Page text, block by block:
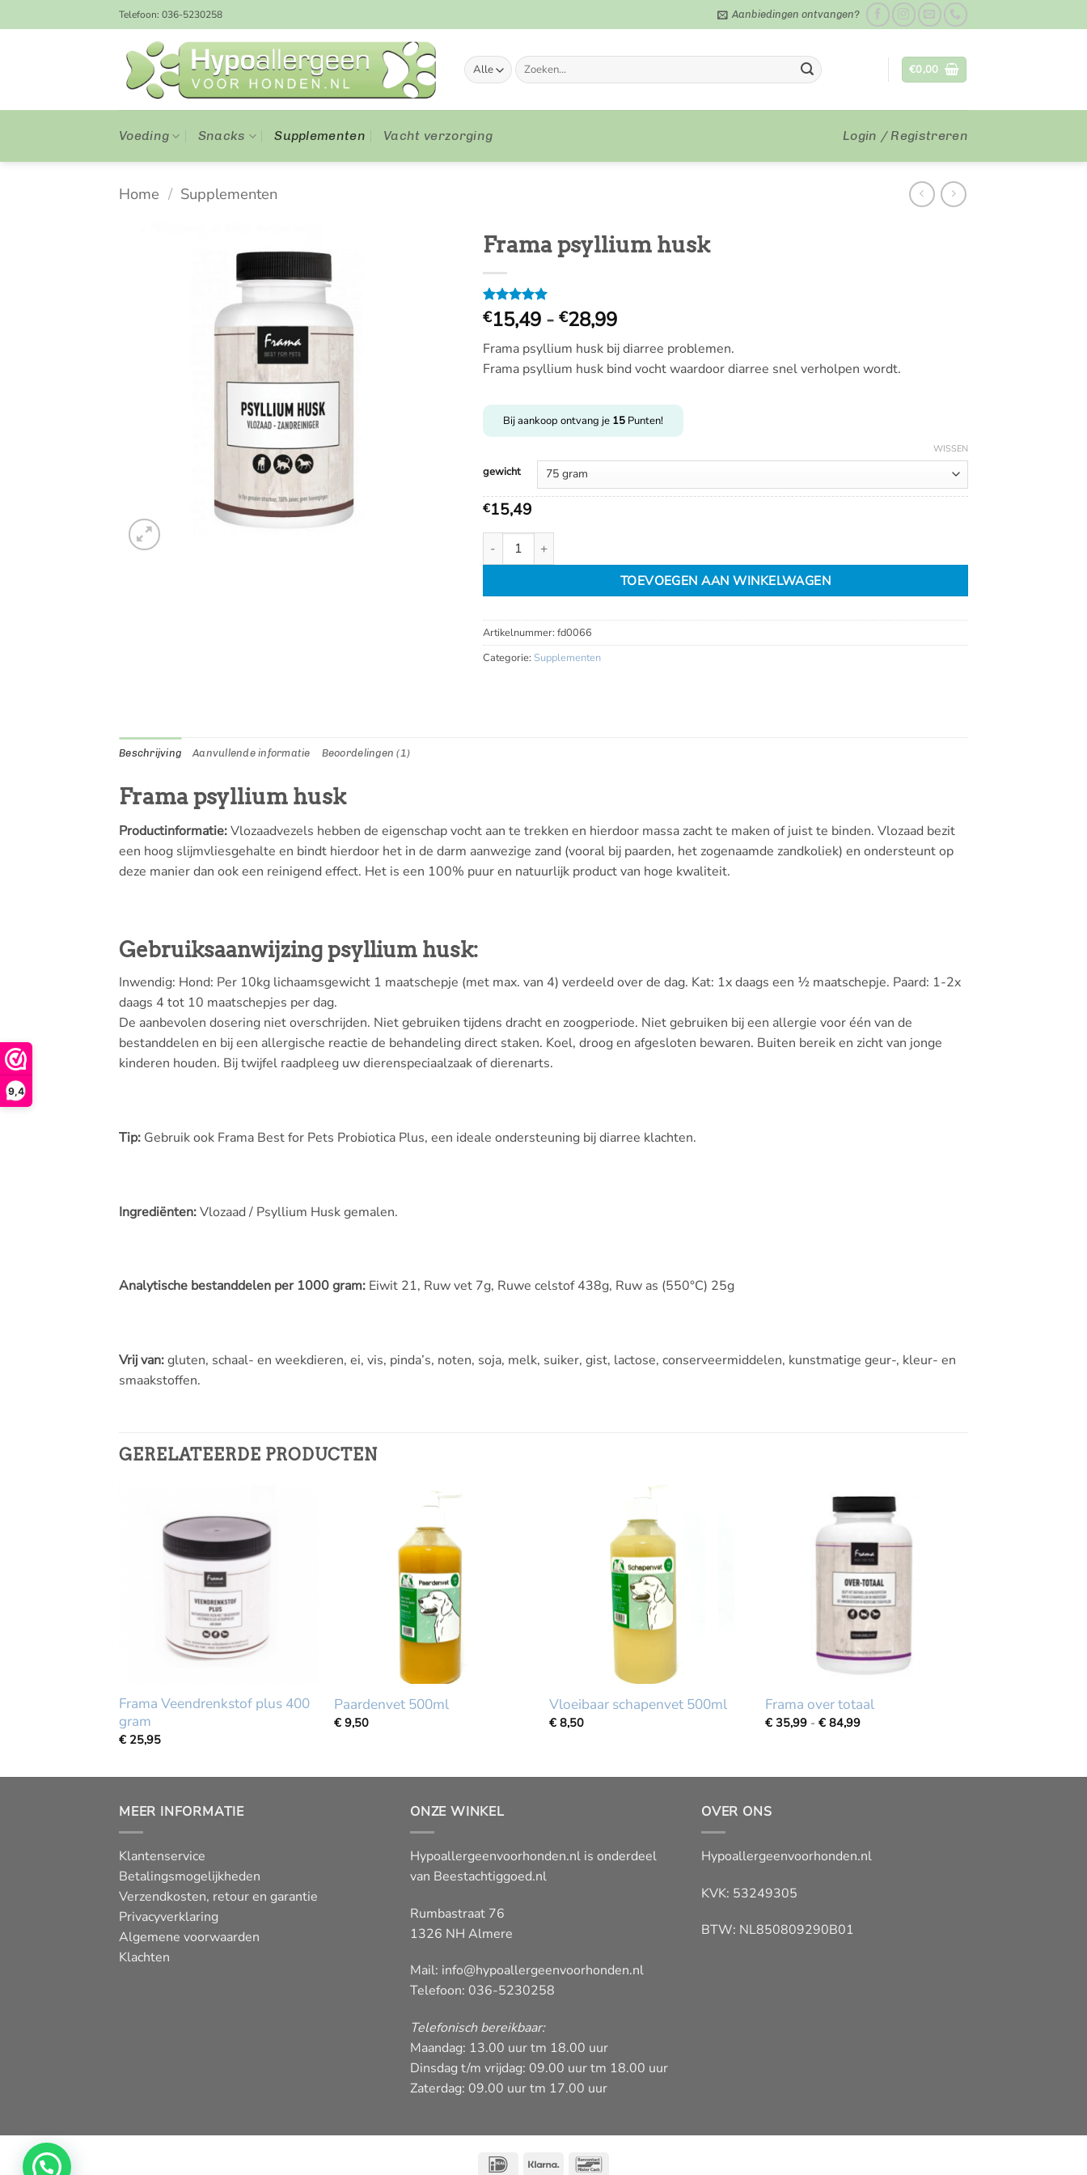
9,4
naar
Telefoon: 036-5230258 Aanbiedingen ontvangen?
Zoeken
naar:
€0,00
Voeding Snacks Supplementen Vacht verzorging Login / Registreren
Home / Supplementen
Frama psyllium husk
Gewaardeerd
5op 5
op
1
klantbeoordeling
€15,49 - €28,99Prijsklasse:
€
15,49
tot
28,99
Frama psyllium husk bij diarree problemen.
Frama psyllium husk bind vocht waardoor diarree snel verholpen wordt.
Bij aankoop ontvang je 15 Punten!
gewicht
WISSEN
€15,49
Frama psyllium husk aantal
TOEVOEGEN AAN WINKELWAGEN
Artikelnummer: fd0066
Categorie: Supplementen
Beschrijving Aanvullende informatie Beoordelingen (1)
Frama psyllium husk
Productinformatie:Vlozaadvezels hebben de eigenschap vocht aan te trekken en hierdoor massa zacht te maken of juist te binden. Vlozaad bezit
een hoog slijmvliesgehalte en bindt hierdoor het in de darm aanwezige zand (vooral bij paarden, het zogenaamde zandkoliek) en ondersteunt op
deze manier dan ook een reinigend effect. Het is een 100% puur en natuurlijk product van hoge kwaliteit.
Gebruiksaanwijzing psyllium husk:
Inwendig: Hond: Per 10kg lichaamsgewicht 1 maatschepje (met max. van 4) verdeeld over de dag. Kat: 1x daags een ½ maatschepje. Paard: 1-2x
daags 4 tot 10 maatschepjes per dag.
De aanbevolen dosering niet overschrijden. Niet gebruiken tijdens dracht en zoogperiode. Niet gebruiken bij een allergie voor één van de
bestanddelen en bij een allergische reactie de behandeling direct staken. Koel, droog en afgesloten bewaren. Buiten bereik en zicht van jonge
kinderen houden. Bij twijfel raadpleeg uw dierenspeciaalzaak of dierenarts.
Tip: Gebruik ook Frama Best for Pets Probiotica Plus, een ideale ondersteuning bij diarree klachten.
Ingrediënten:Vlozaad / Psyllium Husk gemalen.
Analytische bestanddelen per 1000 gram: Eiwit 21, Ruw vet 7g, Ruwe celstof 438g, Ruw as (550°C) 25g
Vrij van:gluten, schaal- en weekdieren, ei, vis, pinda’s, noten, soja, melk, suiker, gist, lactose, conserveermiddelen, kunstmatige geur-, kleur- en
smaakstoffen.
GERELATEERDE PRODUCTEN
Frama Veendrenkstof plus 400
gram
€ 25,95
Paardenvet 500ml
€9,50
Vloeibaar schapenvet 500ml
€8,50
Frama over totaal
€ 35,99 - € 84,99Prijsklasse:
84,99
MEER INFORMATIE
Klantenservice
Betalingsmogelijkheden
Verzendkosten, retour en garantie
Privacyverklaring
Algemene voorwaarden
Klachten
ONZE WINKEL
Hypoallergeenvoorhonden.nl is onderdeel
van Beestachtiggoed.nl
Rumbastraat 76
1326 NH Almere
Mail: info@hypoallergeenvoorhonden.nl
Telefoon: 036-5230258
Telefonisch bereikbaar:
Maandag: 13.00 uur tm 18.00 uur
Dinsdag t/m vrijdag: 09.00 uur tm 18.00 uur
Zaterdag: 09.00 uur tm 17.00 uur
OVER ONS
Hypoallergeenvoorhonden.nl
KVK: 53249305
BTW: NL850809290B01
IDeal Klarna